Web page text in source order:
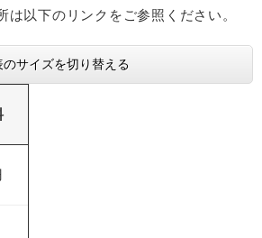
は以下のリンクをご参照ください。
のサイズを切り替える